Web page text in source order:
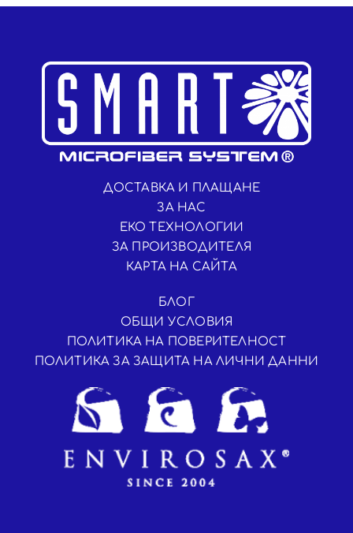
ДОСТАВКА И ПЛАЩАНЕ
ЗА НАС
ЕКО ТЕХНОЛОГИИ
ЗА ПРОИЗВОДИТЕЛЯ
КАРТА НА САЙТА
БЛОГ
ОБЩИ УСЛОВИЯ
ПОЛИТИКА НА ПОВЕРИТЕЛНОСТ
ПОЛИТИКА ЗА ЗАЩИТА НА ЛИЧНИ ДАННИ